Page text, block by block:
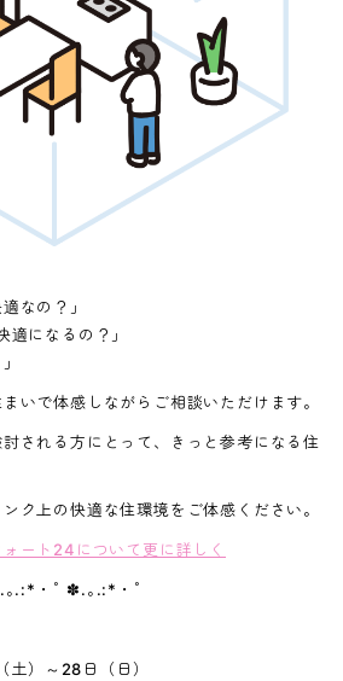
なの？」
適になるの？」
いで体感しながらご相談いただけます。
される方にとって、きっと参考になる住
ク上の快適な住環境をご体感ください。
ート24について更に詳しく
.:*・ﾟ ✽.｡.:*・ﾟ
）～28日（日）